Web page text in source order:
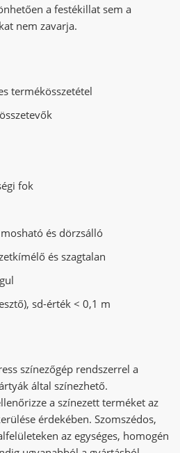
a festékillat sem a
nem zavarja.
termékösszetétel
fok
és dörzsálló
és szagtalan
sd-érték < 0,1 m
színezőgép rendszerrel a
által színezhető.
a színezett terméket az
érdekében. Szomszédos,
az egységes, homogén